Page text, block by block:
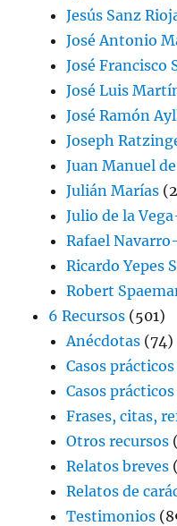
Jesús Sanz
José Antonio
José Francisco
José Luis
José Ramón
Joseph
Juan Manuel
Julián Marías
Julio de la
Rafael
Ricardo Yepes
Robert
6 Recursos (501)
Anécdotas (74)
Casos
Casos
Frases, citas,
Otros recursos
Relatos breves
Relatos de
Testimonios